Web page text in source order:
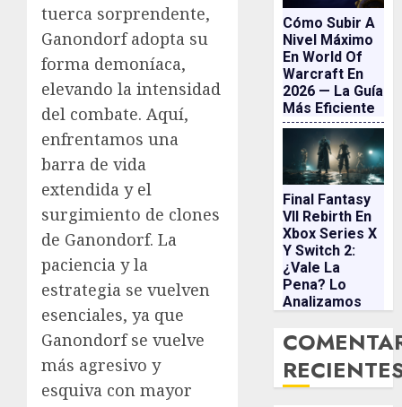
tuerca sorprendente,
Ganondorf adopta su
forma demoníaca,
elevando la intensidad
del combate. Aquí,
enfrentamos una
barra de vida
extendida y el
surgimiento de clones
de Ganondorf. La
paciencia y la
estrategia se vuelven
esenciales, ya que
Ganondorf se vuelve
más agresivo y
esquiva con mayor
Cómo Subir A
Nivel Máximo
En World Of
Warcraft En
2026 — La Guía
Más Eficiente
Final Fantasy
VII Rebirth En
Xbox Series X
Y Switch 2:
¿vale La
Pena? Lo
Analizamos